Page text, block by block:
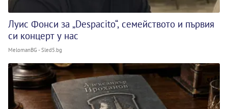
Луис Фонси за „Despacito“, семейството и първия
си концерт у нас
MelomanBG - Sled5.bg